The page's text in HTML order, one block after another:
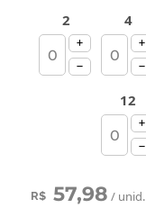
2 4
12
R$ 57,98 / unid.